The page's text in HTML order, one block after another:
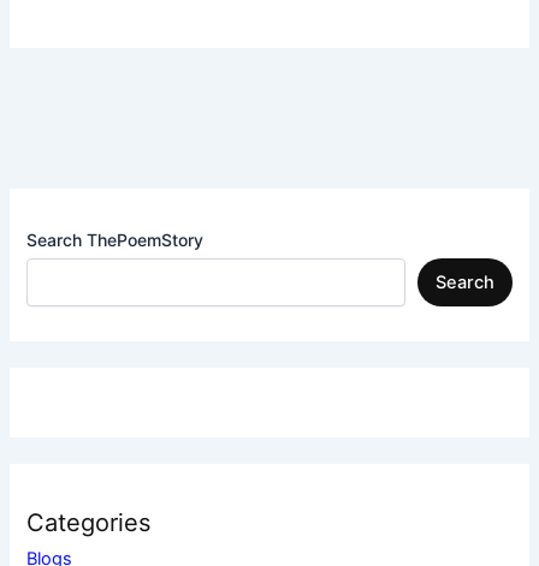
Search ThePoemStory
Search
Categories
Blogs